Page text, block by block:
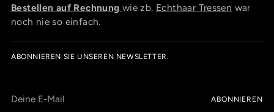
Bestellen auf Rechnung wie zb. Echthaar Tressen war
noch nie so einfach.
ABONNIEREN SIE UNSEREN NEWSLETTER.
E-
ABONNIEREN